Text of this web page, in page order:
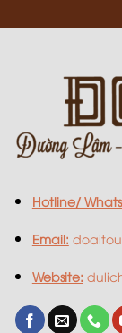
Hotline/
Email:
Website: